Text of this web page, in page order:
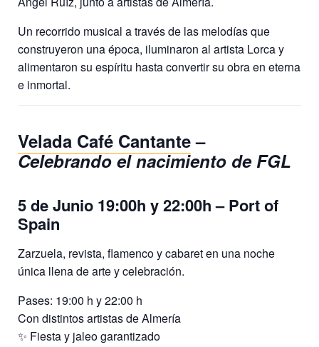
Un recorrido musical a través de las melodías que
construyeron una época, iluminaron al artista Lorca y
alimentaron su espíritu hasta convertir su obra en eterna
e inmortal.
Velada Café Cantante–
Celebrando el nacimiento de FGL
5 de Junio 19:00h y 22:00h – Port of
Spain
Zarzuela, revista, flamenco y cabaret en una noche
única llena de arte y celebración.
Pases: 19:00 h y 22:00 h
Con distintos artistas de Almería
✨ Fiesta y jaleo garantizado